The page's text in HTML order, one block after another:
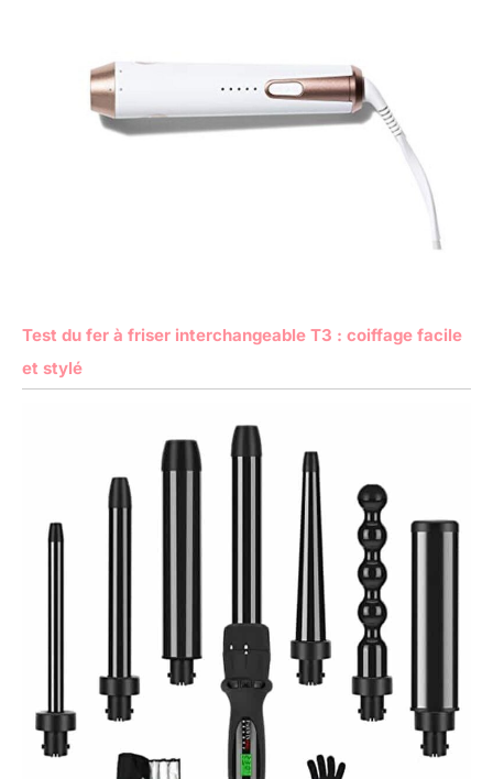
Test du fer à friser interchangeable T3 : coiffage facile
et stylé